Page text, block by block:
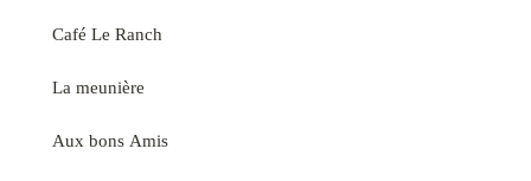
Café Le Ranch
La meunière
Aux bons Amis